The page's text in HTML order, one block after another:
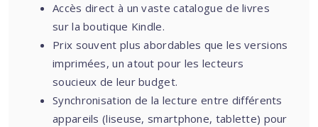
Accès direct à un vaste catalogue de livres
sur la boutique Kindle.
Prix souvent plus abordables que les versions
imprimées, un atout pour les lecteurs
soucieux de leur budget.
Synchronisation de la lecture entre différents
appareils (liseuse, smartphone, tablette) pour